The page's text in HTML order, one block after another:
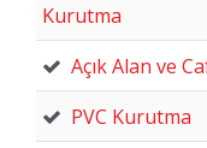
Kurutma
Açık Alan ve
PVC Kurutma